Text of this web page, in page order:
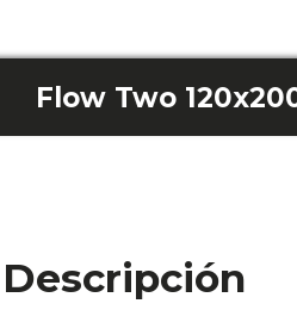
Flow Two
Descripción